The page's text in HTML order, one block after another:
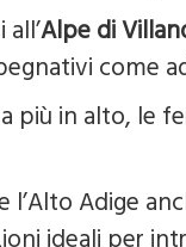
Alpe di
come
più in alto, le
Adige
ideali per